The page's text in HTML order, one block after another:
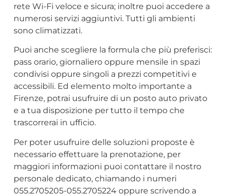
rete Wi-Fi veloce e sicura; inoltre puoi accedere a
numerosi servizi aggiuntivi. Tutti gli ambienti
sono climatizzati.
Puoi anche scegliere la formula che più preferisci:
pass orario, giornaliero oppure mensile in spazi
condivisi oppure singoli a prezzi competitivi e
accessibili. Ed elemento molto importante a
Firenze, potrai usufruire di un posto auto privato
e a tua disposizione per tutto il tempo che
trascorrerai in ufficio.
Per poter usufruire delle soluzioni proposte è
necessario effettuare la prenotazione, per
maggiori informazioni puoi contattare il nostro
personale dedicato, chiamando i numeri
055.2705205-055.2705224 oppure scrivendo a